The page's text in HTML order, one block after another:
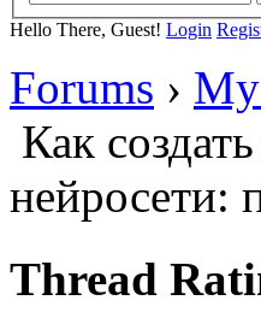
Hello There, Guest! Login
Forums ›
Как
нейросети:
Thread